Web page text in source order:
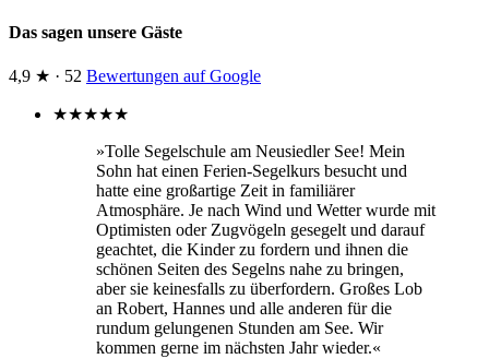
Das sagen unsere Gäste
4,9 ★ · 52 Bewertungen auf Google
★★★★★
»Tolle Segelschule am Neusiedler See! Mein
Sohn hat einen Ferien-Segelkurs besucht und
hatte eine großartige Zeit in familiärer
Atmosphäre. Je nach Wind und Wetter wurde mit
Optimisten oder Zugvögeln gesegelt und darauf
geachtet, die Kinder zu fordern und ihnen die
schönen Seiten des Segelns nahe zu bringen,
aber sie keinesfalls zu überfordern. Großes Lob
an Robert, Hannes und alle anderen für die
rundum gelungenen Stunden am See. Wir
kommen gerne im nächsten Jahr wieder.«